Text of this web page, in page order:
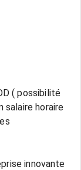
( possibilité
salaire horaire
innovante